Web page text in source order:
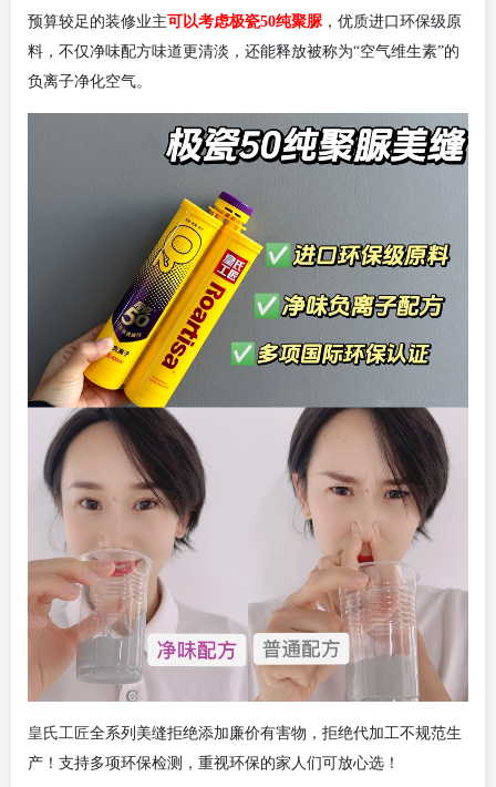
预算较足的装修业主可以考虑极瓷50纯聚脲 ，优质进口环保级原
料，不仅净味配方味道更清淡，还能释放被称为“空气维生素”的
负离子净化空气。
皇氏工匠全系列美缝拒绝添加廉价有害物，拒绝代加工不规范生
产！支持多项环保检测，重视环保的家人们可放心选！